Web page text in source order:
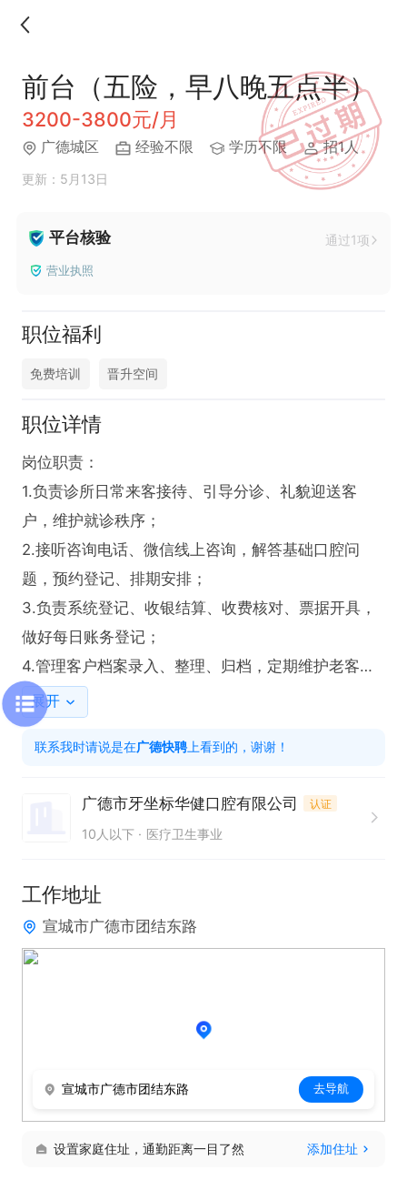
前台（五险，早八晚五点半）
3200-3800元/月
广德城区 经验不限 学历不限 招1人
更新：5月13日
平台核验 通过1项
营业执照
职位福利
免费培训 晋升空间
职位详情
岗位职责：
1.负责诊所日常来客接待、引导分诊、礼貌迎送客
户，维护就诊秩序；
2.接听咨询电话、微信线上咨询，解答基础口腔问
题，预约登记、排期安排；
3.负责系统登记、收银结算、收费核对、票据开具，
做好每日账务登记；
4.管理客户档案录入、整理、归档，定期维护老客
户，跟进复诊、回访提醒；
5.负责前台区域卫生、物料摆放；
6.严格遵守诊所规章制度，执行医疗服务规范及店内
任职要求：
1.高中以上学历；有前台经验或熟悉办公软件；
3.亲和力强，耐心细致，沟通表达流畅，服务意识
强，抗压能力好；
4.工作认真负责，有责任心，服从管理，团队协作意
上班时间：8:00-17:30,午休1.5h；每周一公休。
展开
联系我时请说是在广德快聘 上看到的，谢谢！
广德市牙坐标华健口腔有限公司 认证
10人以下 医疗卫生事业
工作地址
宣城市广德市团结东路
宣城市广德市团结东路 去导航
设置家庭住址，通勤距离一目了然 添加住址